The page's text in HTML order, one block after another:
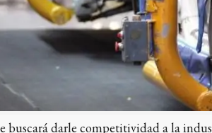
buscará darle competitividad a la